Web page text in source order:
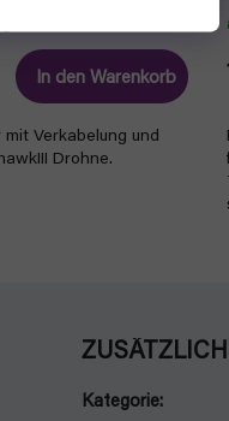
In den Warenkorb
Verkabelung und
Drohne.
Kategorie: